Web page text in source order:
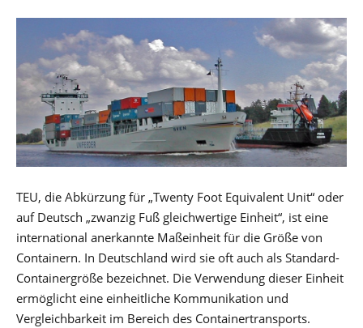
TEU, die Abkürzung für „Twenty Foot Equivalent Unit“ oder
auf Deutsch „zwanzig Fuß gleichwertige Einheit“, ist eine
international anerkannte Maßeinheit für die Größe von
Containern. In Deutschland wird sie oft auch als Standard-
Containergröße bezeichnet. Die Verwendung dieser Einheit
ermöglicht eine einheitliche Kommunikation und
Vergleichbarkeit im Bereich des Containertransports.